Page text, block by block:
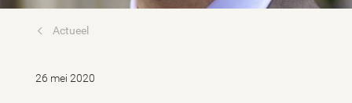
Actueel
26 mei 2020